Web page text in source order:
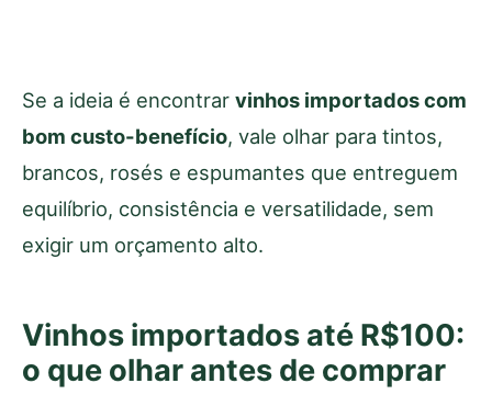
Se a ideia é encontrar vinhos importados com
bom custo-benefício, vale olhar para tintos,
brancos, rosés e espumantes que entreguem
equilíbrio, consistência e versatilidade, sem
exigir um orçamento alto.
Vinhos importados até R$100:
o que olhar antes de comprar